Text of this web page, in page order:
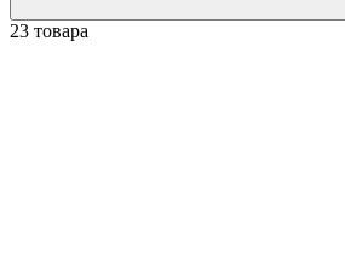
23 товара